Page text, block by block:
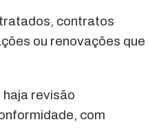
contratos
ou renovações que
revisão
com